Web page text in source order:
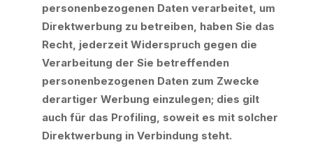
personenbezogenen Daten verarbeitet, um
Direktwerbung zu betreiben, haben Sie das
Recht, jederzeit Widerspruch gegen die
Verarbeitung der Sie betreffenden
personenbezogenen Daten zum Zwecke
derartiger Werbung einzulegen; dies gilt
auch für das Profiling, soweit es mit solcher
Direktwerbung in Verbindung steht.